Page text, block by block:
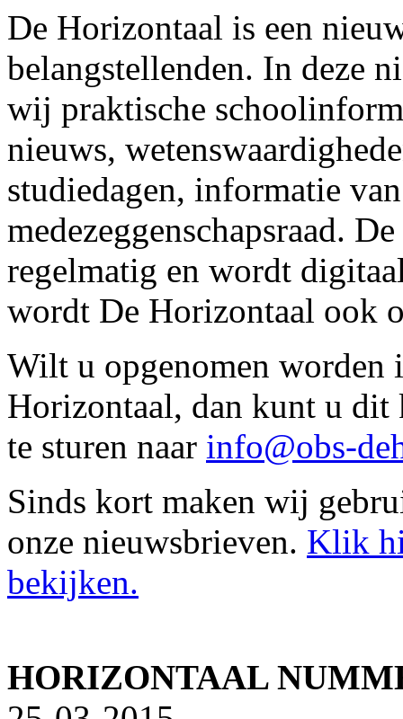
De Horizontaal is een
belangstellenden. In deze
wij praktische
nieuws,
studiedagen, informatie
medezeggenschapsraad.
regelmatig en wordt
wordt De Horizontaal ook
Wilt u opgenomen
Horizontaal, dan kunt u dit
te sturen naar info@obs-
Sinds kort maken wij
onze nieuwsbrieven. Klik
bekijken.
HORIZONTAAL